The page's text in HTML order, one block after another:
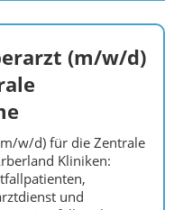
(m/w/d)
w/d) für die Zentrale
Kliniken:
und